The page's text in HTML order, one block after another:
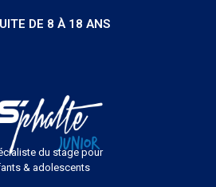
DE 8 À 18 ANS
du stage pour
& adolescents